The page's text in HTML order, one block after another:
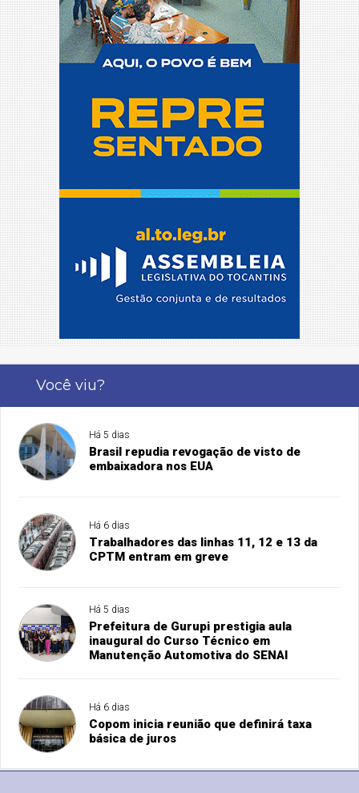
Você viu?
Há 5 dias
Brasil repudia revogação de visto de
embaixadora nos EUA
Há 6 dias
Trabalhadores das linhas 11, 12 e 13 da
CPTM entram em greve
Há 5 dias
Prefeitura de Gurupi prestigia aula
inaugural do Curso Técnico em
Manutenção Automotiva do SENAI
Há 6 dias
Copom inicia reunião que definirá taxa
básica de juros